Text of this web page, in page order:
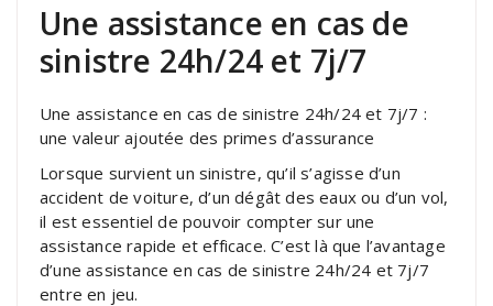
Une assistance en cas de
sinistre 24h/24 et 7j/7
Une assistance en cas de sinistre 24h/24 et 7j/7 :
une valeur ajoutée des primes d’assurance
Lorsque survient un sinistre, qu’il s’agisse d’un
accident de voiture, d’un dégât des eaux ou d’un vol,
il est essentiel de pouvoir compter sur une
assistance rapide et efficace. C’est là que l’avantage
d’une assistance en cas de sinistre 24h/24 et 7j/7
entre en jeu.